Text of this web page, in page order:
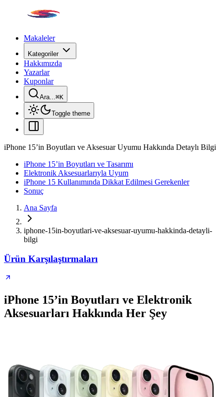
Makaleler
Kategoriler
Hakkımızda
Yazarlar
Kuponlar
Ara...⌘K
Toggle theme
iPhone 15’in Boyutları ve Aksesuar Uyumu Hakkında Detaylı Bilgi
iPhone 15’in Boyutları ve Tasarımı
Elektronik Aksesuarlarıyla Uyum
iPhone 15 Kullanımında Dikkat Edilmesi Gerekenler
Sonuç
Ana Sayfa
iphone-15in-boyutlari-ve-aksesuar-uyumu-hakkinda-detayli-
bilgi
Ürün Karşılaştırmaları
iPhone 15’in Boyutları ve Elektronik
Aksesuarları Hakkında Her Şey